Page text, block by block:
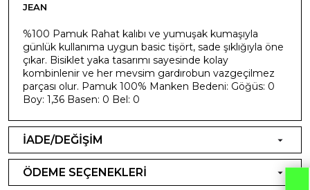
JEAN
%100 Pamuk Rahat kalıbı ve yumuşak kumaşıyla
günlük kullanıma uygun basic tişört, sade şıklığıyla öne
çıkar. Bisiklet yaka tasarımı sayesinde kolay
kombinlenir ve her mevsim gardırobun vazgeçilmez
parçası olur. Pamuk 100% Manken Bedeni: Göğüs: 0
Boy: 1,36 Basen: 0 Bel: 0
İADE/DEĞİŞİM
ÖDEME SEÇENEKLERİ